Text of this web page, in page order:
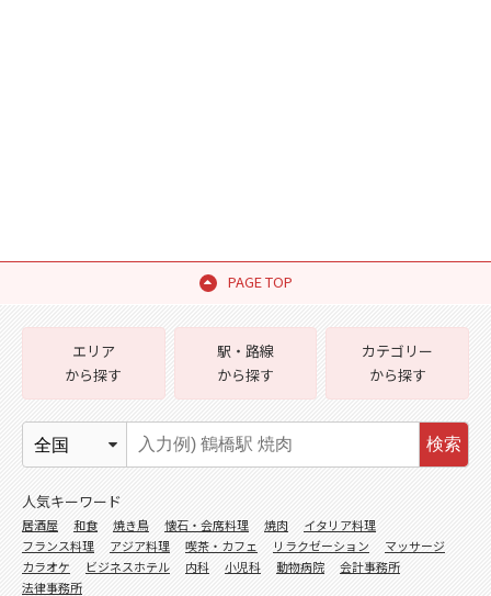
PAGE TOP
エリア
から探す
駅・路線
から探す
カテゴリー
から探す
検索
人気キーワード
居酒屋 和食 焼き鳥 懐石・会席料理 焼肉
イタリア料理
フランス料理
アジア料理 喫茶・カフェ リラクゼーション
マッサージ
カラオケ
ビジネスホテル 内科 小児科 動物病院
会計事務所
法律事務所